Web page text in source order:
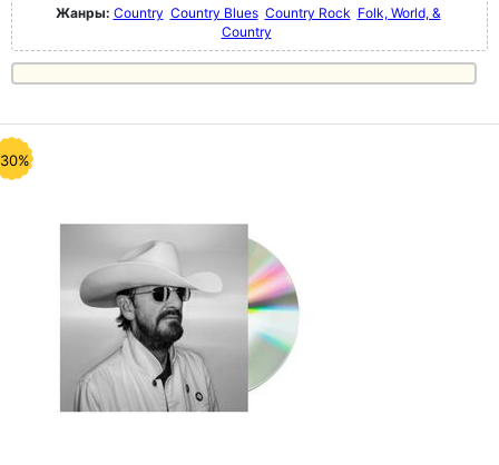
Жанры: Country Country Blues Country Rock Folk, World, &
Country